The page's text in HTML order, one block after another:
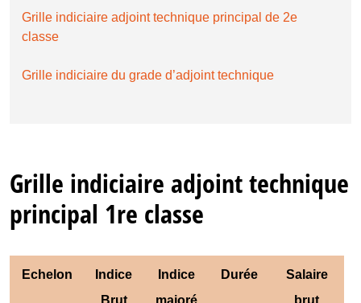
Grille indiciaire adjoint technique principal de 2e
classe
Grille indiciaire du grade d’adjoint technique
Grille indiciaire adjoint technique
principal 1re classe
Echelon
Indice
Brut
Indice
majoré
Durée
Salaire
brut